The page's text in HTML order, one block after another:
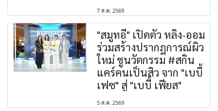
7 ส.ค. 2569
"สมูทอี" เปิดตัว หลิง-ออม
ร่วมสร้างปรากฎการณ์ผิว
ใหม่ ชูนวัตกรรม #สกิน
แคร์คนเป็นสิว จาก "เบบี้
เฟซ" สู่ "เบบี้ เฟียส"
5 ส.ค. 2569